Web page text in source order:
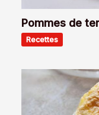
Pommes de
Recettes